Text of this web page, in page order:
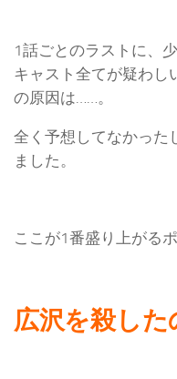
1話ごとのラストに、
キャスト全てが疑わし
の原因は……。
全く予想してなかった
ました。
ここが1番盛り上がる
広沢を殺した